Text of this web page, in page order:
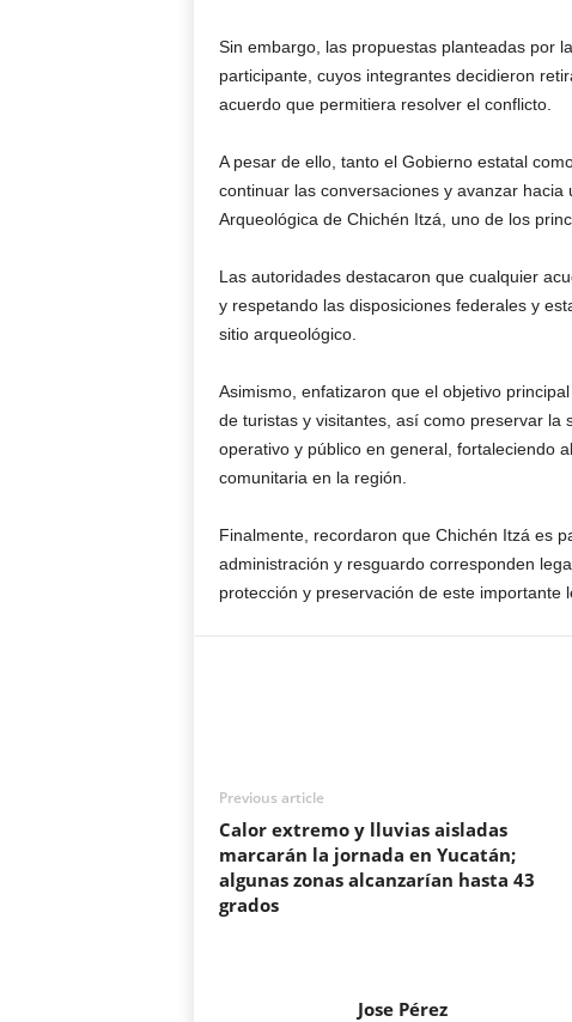
Sin embargo, las propuestas planteadas por
participante, cuyos integrantes decidieron
acuerdo que permitiera resolver el conflicto.
A pesar de ello, tanto el Gobierno estatal
continuar las conversaciones y avanzar
Arqueológica de Chichén Itzá, uno de los
Las autoridades destacaron que cualquier
y respetando las disposiciones federales y
sitio arqueológico.
Asimismo, enfatizaron que el objetivo
de turistas y visitantes, así como preservar
operativo y público en general, fortaleciendo
comunitaria en la región.
Finalmente, recordaron que Chichén Itzá es
administración y resguardo corresponden
protección y preservación de este importante
Previous article
Calor extremo y lluvias aisladas
marcarán la jornada en Yucatán;
algunas zonas alcanzarían hasta 43
grados
Jose Pérez